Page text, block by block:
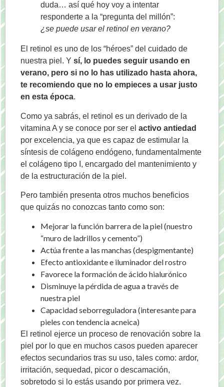
duda… así qué hoy voy a intentar
responderte a la “pregunta del millón”:
¿se puede usar el retinol en verano?
El retinol es uno de los “héroes” del cuidado de
nuestra piel. Y sí, lo puedes seguir usando en
verano, pero si no lo has utilizado hasta ahora,
te recomiendo que no lo empieces a usar justo
en esta época.
Como ya sabrás, el retinol es un derivado de la
vitamina A y se conoce por ser el activo antiedad
por excelencia, ya que es capaz de estimular la
síntesis de colágeno endógeno, fundamentalmente
el colágeno tipo I, encargado del mantenimiento y
de la estructuración de la piel.
Pero también presenta otros muchos beneficios
que quizás no conozcas tanto como son:
Mejorar la función barrera de la piel (nuestro
“muro de ladrillos y cemento”)
Actúa frente a las manchas (despigmentante)
Efecto antioxidante e iluminador del rostro
Favorece la formación de ácido hialurónico
Disminuye la pérdida de agua a través de
nuestra piel
Capacidad seborreguladora (interesante para
pieles con tendencia acneica)
El retinol ejerce un proceso de renovación sobre la
piel por lo que en muchos casos pueden aparecer
efectos secundarios tras su uso, tales como: ardor,
irritación, sequedad, picor o descamación,
sobretodo si lo estás usando por primera vez.